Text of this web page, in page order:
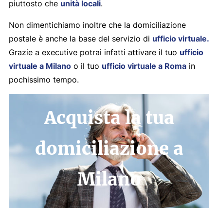
piuttosto che unità locali.
Non dimentichiamo inoltre che la domiciliazione
postale è anche la base del servizio di ufficio virtuale.
Grazie a executive potrai infatti attivare il tuo ufficio
virtuale a Milanoo il tuo ufficio virtuale a Romain
pochissimo tempo.
Acquista la tua
domiciliazione a
Milano